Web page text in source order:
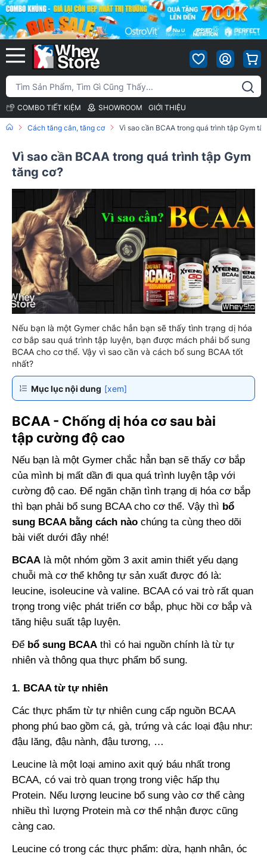
COMBO TIẾT KIỆM SHOWROOM GIỚI THIỆU
Cách tăng cân, tăng cơ Vì sao cần BCAA trong quá trình tập Gym
Vì sao cần BCAA trong quá trình tập Gym
tăng cơ?
​​​​​​​Nếu bạn là một Gymer chắc hẳn bạn sẽ thấy tình trạng dị hóa
cơ bắp sau quá trình tập luyện, bạn được mách phải bổ sung
BCAA cho cơ thể. Vậy vì sao cần và cách bổ sung BCAA tốt
nhất?
Mục lục nội dung [xem]
BCAA - Chống dị hóa cơ sau bài
tập cường độ cao
Nếu bạn là một Gymer chắc hẳn bạn sẽ thấy cơ bắp
của mình bị mất dần đi qua quá trình luyện tập với
cường độ cao. Để ngăn chặn tình trạng dị hóa cơ bắp
thì bạn phải bổ sung BCAA cho cơ thể. Vậy thì bổ
sung BCAA bằng cách nào chúng ta cùng theo dõi
bài viết dưới đây nhé!
BCAA là một nhóm gồm 3 axit amin thiết yếu dạng
chuỗi mà cơ thể không tự sản xuất được đó là:
leucine, isoleucine và valine. BCAA có vai trò rất quan
trọng trong việc phát triển cơ bắp, phục hồi cơ bắp và
tăng hiệu suất tập luyện.
Để bổ sung BCAA thì có hai nguồn chính là từ tự
nhiên và thông qua thực phẩm bổ sung.
1. BCAA từ tự nhiên
Các thực phẩm từ tự nhiên cung cấp nguồn BCAA
phong phú bao gồm cá, gà, trứng và các loại đậu như:
đậu lăng, đậu nành, đậu tương, …
Leucine là một loại amino axit quý báu nhất trong
BCAA, có vai trò quan trọng trong việc hấp thụ
Protein. Nếu lượng leucine bổ sung vào cơ thể càng
nhiều thì lượng Protein mà cơ thể nhận được cũng
càng cao.
Leucine có trong các thực phẩm: dừa, hạnh nhân, óc